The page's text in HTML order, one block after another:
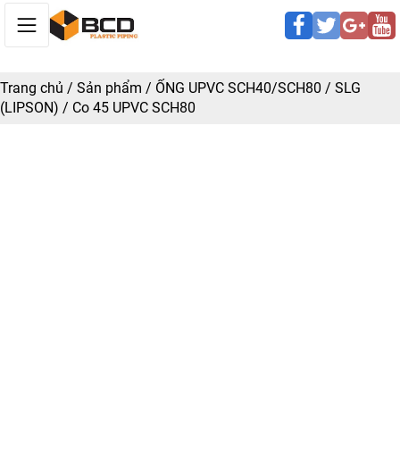
Trang chủ / Sản phẩm / ỐNG UPVC SCH40/SCH80 / SLG
(LIPSON) / Co 45 UPVC SCH80